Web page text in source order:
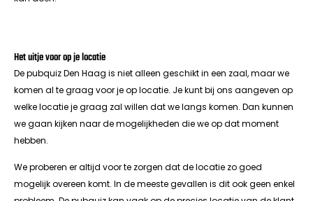
Het uitje voor op je locatie
De pubquiz Den Haag is niet alleen geschikt in een zaal, maar we
komen al te graag voor je op locatie. Je kunt bij ons aangeven op
welke locatie je graag zal willen dat we langs komen. Dan kunnen
we gaan kijken naar de mogelijkheden die we op dat moment
hebben.
We proberen er altijd voor te zorgen dat de locatie zo goed
mogelijk overeen komt. In de meeste gevallen is dit ook geen enkel